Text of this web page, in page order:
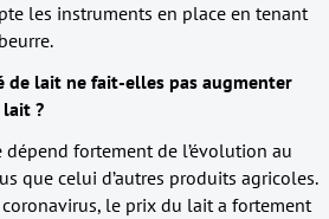
les instruments en place en tenant
de lait ne fait-elles pas augmenter
?
fortement de l’évolution au
que celui d’autres produits agricoles.
le prix du lait a fortement